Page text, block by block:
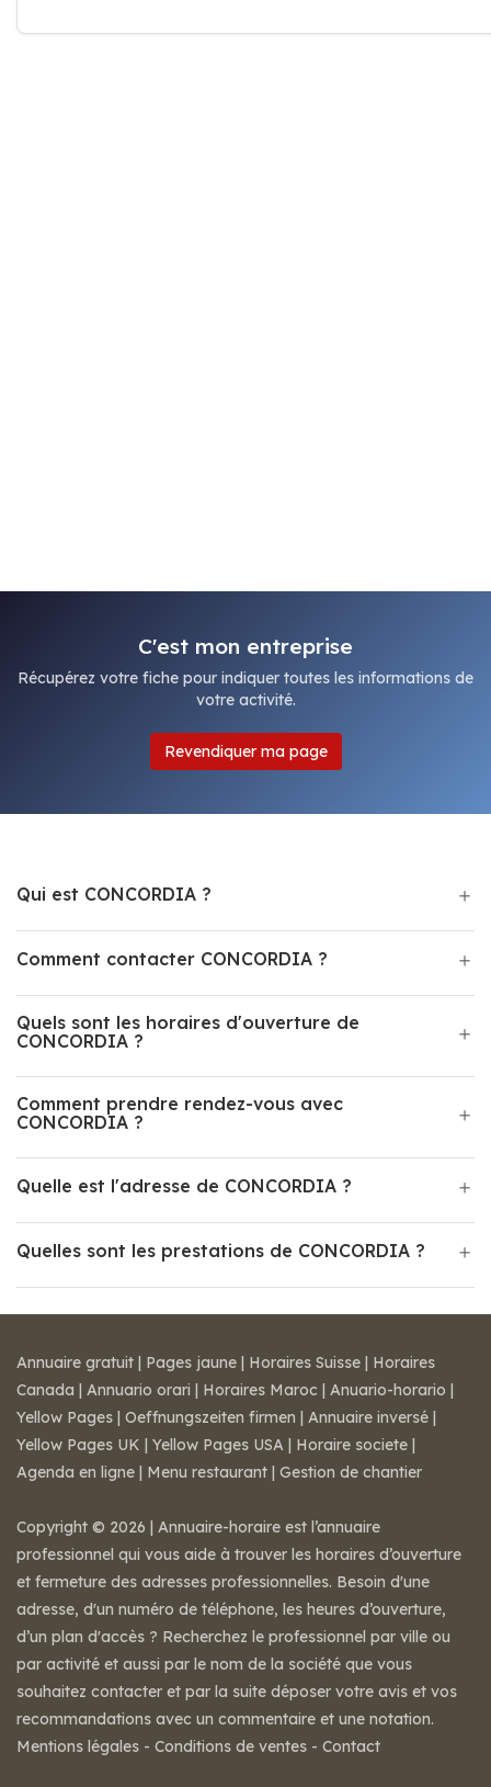
C'est mon entreprise
Récupérez votre fiche pour indiquer toutes les informations de
votre activité.
Revendiquer ma page
Qui est CONCORDIA ?
Comment contacter CONCORDIA ?
Quels sont les horaires d'ouverture de
CONCORDIA ?
Comment prendre rendez-vous avec
CONCORDIA ?
Quelle est l'adresse de CONCORDIA ?
Quelles sont les prestations de CONCORDIA ?
Annuaire gratuit | Pages jaune | Horaires Suisse | Horaires
Canada | Annuario orari | Horaires Maroc | Anuario-horario |
Yellow Pages | Oeffnungszeiten firmen | Annuaire inversé |
Yellow Pages UK | Yellow Pages USA | Horaire societe |
Agenda en ligne | Menu restaurant | Gestion de chantier
Copyright © 2026 | Annuaire-horaire est l’annuaire
professionnel qui vous aide à trouver les horaires d’ouverture
et fermeture des adresses professionnelles. Besoin d'une
adresse, d'un numéro de téléphone, les heures d’ouverture,
d’un plan d'accès ? Recherchez le professionnel par ville ou
par activité et aussi par le nom de la société que vous
souhaitez contacter et par la suite déposer votre avis et vos
recommandations avec un commentaire et une notation.
Mentions légales - Conditions de ventes - Contact